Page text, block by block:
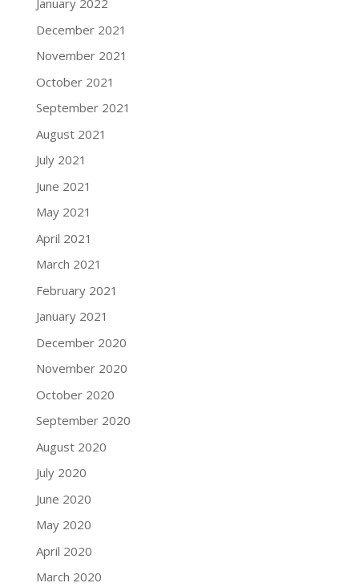
January 2022
December 2021
November 2021
October 2021
September 2021
August 2021
July 2021
June 2021
May 2021
April 2021
March 2021
February 2021
January 2021
December 2020
November 2020
October 2020
September 2020
August 2020
July 2020
June 2020
May 2020
April 2020
March 2020